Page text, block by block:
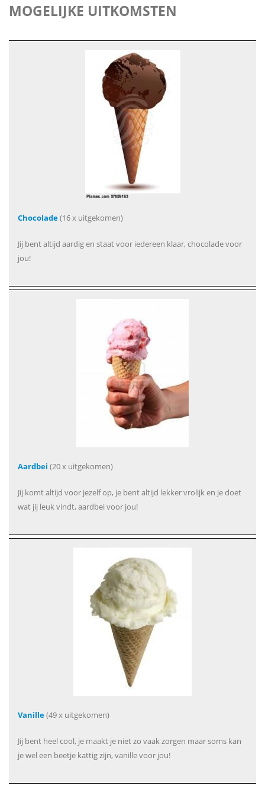
MOGELIJKE UITKOMSTEN
Chocolade(16 x uitgekomen)
Jij bent altijd aardig en staat voor iedereen klaar, chocolade voor
jou!
Aardbei (20 x uitgekomen)
Jij komt altijd voor jezelf op, je bent altijd lekker vrolijk en je doet
wat jij leuk vindt, aardbei voor jou!
Vanille(49 x uitgekomen)
Jij bent heel cool, je maakt je niet zo vaak zorgen maar soms kan
je wel een beetje kattig zijn, vanille voor jou!